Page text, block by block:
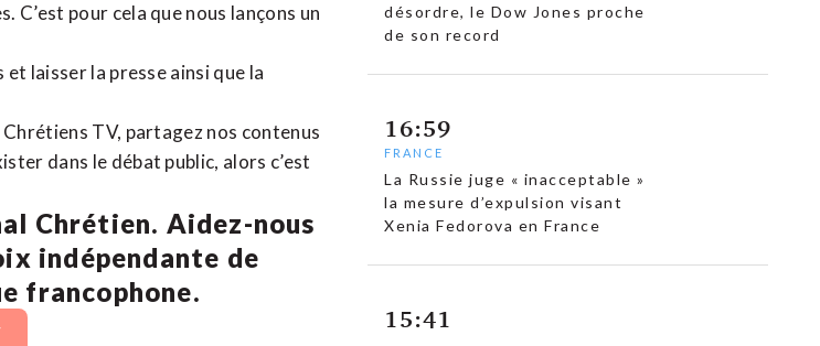
pour cela que nous lançons un
laisser la presse ainsi que la
TV, partagez nos contenus
dans le débat public, alors c’est
Chrétien. Aidez-nous
indépendante de
francophone.
désordre, le Dow Jones proche
de son record
16:59
FRANCE
La Russie juge « inacceptable »
la mesure d’expulsion visant
Xenia Fedorova en France
15:41